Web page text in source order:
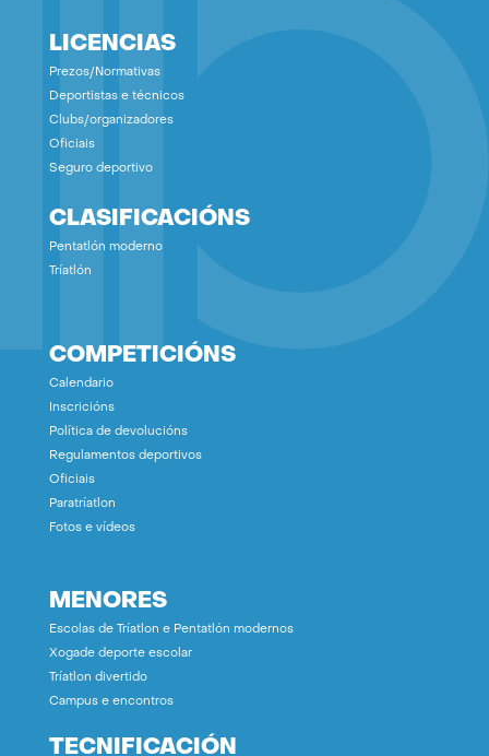
LICENCIAS
Prezos/Normativas
Deportistas e técnicos
Clubs/organizadores
Oficiais
Seguro deportivo
CLASIFICACIÓNS
Pentatlón moderno
Tríatlón
COMPETICIÓNS
Calendario
Inscricións
Política de devolucións
Regulamentos deportivos
Oficiais
Paratríatlon
Fotos e vídeos
MENORES
Escolas de Tríatlon e Pentatlón modernos
Xogade deporte escolar
Tríatlon divertido
Campus e encontros
TECNIFICACIÓN